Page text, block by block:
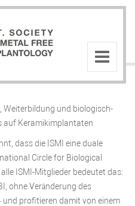
Weiterbildung und biologisch-
auf Keramikimplantaten
dass die ISMI eine duale
Circle for Biological
ISMI-Mitglieder bedeutet das:
ohne Veränderung des
profitieren damit von einem